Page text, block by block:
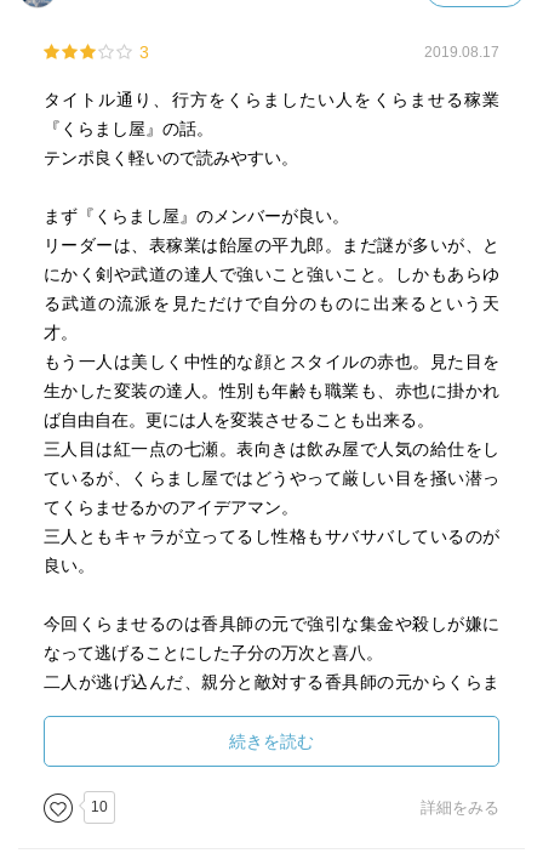
3 2019.08.17
タイトル通り、行方をくらましたい人をくらませる稼業
『くらまし屋』の話。
テンポ良く軽いので読みやすい。
まず『くらまし屋』のメンバーが良い。
リーダーは、表稼業は飴屋の平九郎。まだ謎が多いが、と
にかく剣や武道の達人で強いこと強いこと。しかもあらゆ
る武道の流派を見ただけで自分のものに出来るという天
才。
もう一人は美しく中性的な顔とスタイルの赤也。見た目を
生かした変装の達人。性別も年齢も職業も、赤也に掛かれ
ば自由自在。更には人を変装させることも出来る。
三人目は紅一点の七瀬。表向きは飲み屋で人気の給仕をし
ているが、くらまし屋ではどうやって厳しい目を掻い潜っ
てくらませるかのアイデアマン。
三人ともキャラが立ってるし性格もサバサバしているのが
良い。
今回くらませるのは香具師の元で強引な集金や殺しが嫌に
なって逃げることにした子分の万次と喜八。
二人が逃げ込んだ、親分と敵対する香具師の元からくらま
しかし勿論それでは終わらない。役人の目をかわしたかと
思いきやまた一難。
次々起こる予想外の展開にも慌てず立ち向かう平九郎が格
好良い。
続きを読む
10 詳細をみる